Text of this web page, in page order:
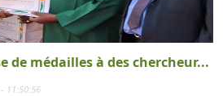
de médailles à des chercheur...
11:50:56